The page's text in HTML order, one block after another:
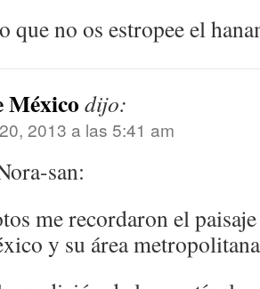
que no os estropee el
México dijo:
2013 a las 5:41 am
san:
me recordaron el
y su área